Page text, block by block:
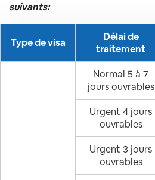
suivants:
Type de visa
Délai de
traitement
Normal 5 à 7
jours ouvrables
Urgent 4 jours
ouvrables
Urgent 3 jours
ouvrables